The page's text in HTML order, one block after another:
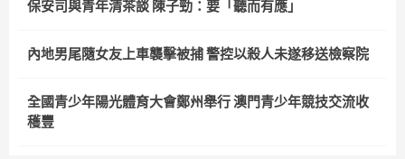
保安司與青年清茶談 陳子勁：要「聽而有應」
內地男尾隨女友上車襲擊被捕 警控以殺人未遂移送檢察院
全國青少年陽光體育大會鄭州舉行 澳門青少年競技交流收
穫豐